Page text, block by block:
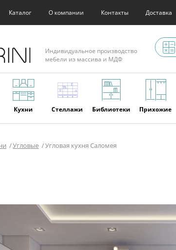
Каталог О компании Контакты Доставка
Индивидуальное производство
мебели из массива и МДФ
Кухни Стеллажи Библиотеки Прихожие
Угловые Угловая кухня Саломея